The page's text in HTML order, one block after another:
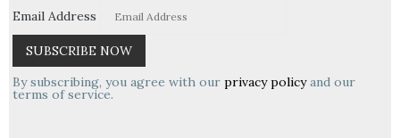
Email Address
By subscribing, you agree with our privacy policyand our
terms of service.